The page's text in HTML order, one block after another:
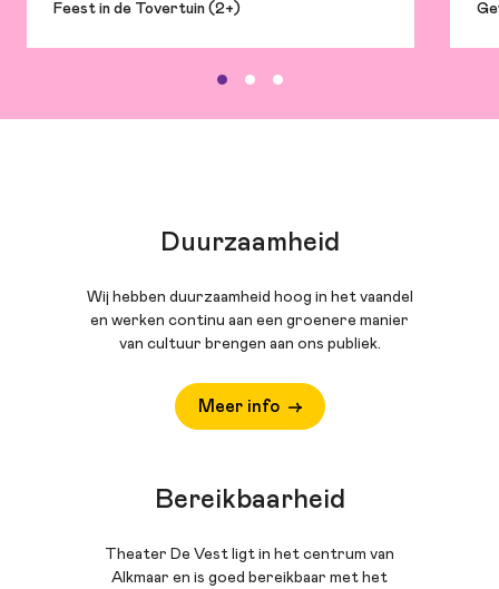
Feest in de Tovertuin (2+)
Duurzaamheid
Wij hebben duurzaamheid hoog in het vaandel
en werken continu aan een groenere manier
van cultuur brengen aan ons publiek.
Meer info
Bereikbaarheid
Theater De Vest ligt in het centrum van
Alkmaar en is goed bereikbaar met het